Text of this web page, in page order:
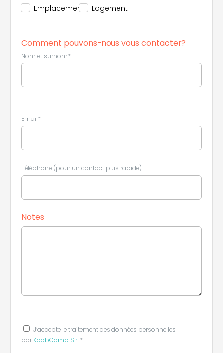
Emplacement Logement
Comment pouvons-nous vous contacter?
Nom et surnom*
Email*
Téléphone (pour un contact plus rapide)
Notes
J’accepte le traitement des données personnelles
par KoobCamp S.r.l*